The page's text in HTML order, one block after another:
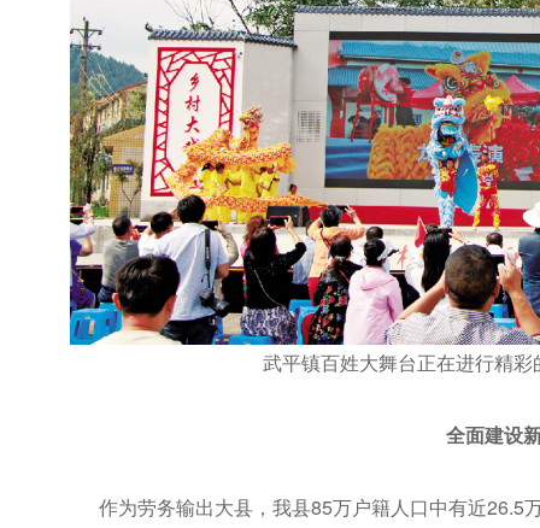
武平镇百姓大舞台正在进行精
全面建设
作为劳务输出大县，我县85万户籍人口中有近26.5